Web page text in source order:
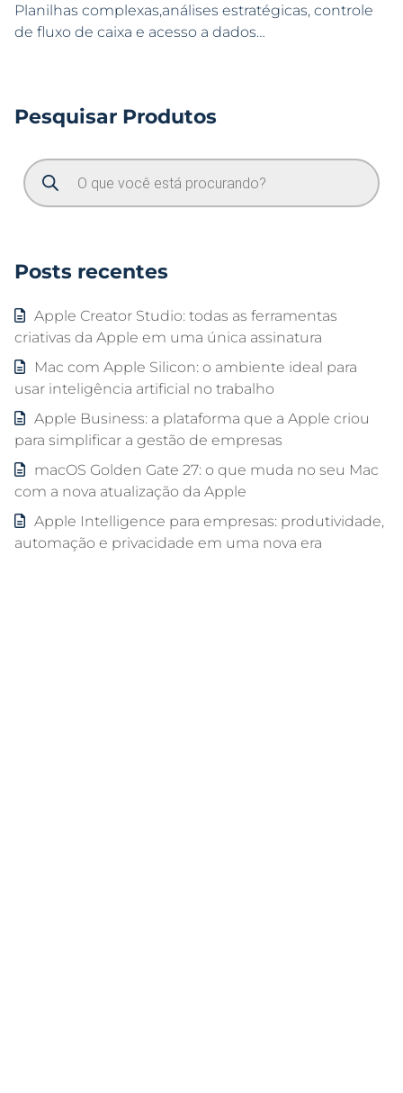
Planilhas complexas,análises estratégicas, controle
de fluxo de caixa e acesso a dados…
Pesquisar Produtos
Posts recentes
Apple Creator Studio: todas as ferramentas
criativas da Apple em uma única assinatura
Mac com Apple Silicon: o ambiente ideal para
usar inteligência artificial no trabalho
Apple Business: a plataforma que a Apple criou
para simplificar a gestão de empresas
macOS Golden Gate 27: o que muda no seu Mac
com a nova atualização da Apple
Apple Intelligence para empresas: produtividade,
automação e privacidade em uma nova era